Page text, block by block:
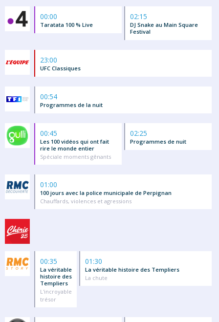
00:00
Taratata 100 % Live
02:15
DJ Snake au Main Square
Festival
23:00
UFC Classiques
00:54
Programmes de la nuit
00:45
Les 100 vidéos qui ont fait
rire le monde entier
Spéciale moments gênants
02:25
Programmes de nuit
01:00
100 jours avec la police municipale de Perpignan
Chauffards, violences et agressions
00:35
La véritable
histoire des
Templiers
L'incroyable
trésor
01:30
La véritable histoire des Templiers
La chute